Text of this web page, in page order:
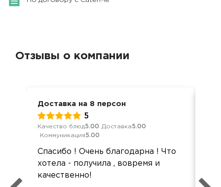
Отзывы о компании
Доставка на 8 персон
5
Качество блюд5.00 Доставка5.00
Коммуникация5.00
Спасибо ! Очень благодарна ! Что
хотела - получила , вовремя и
качественно!